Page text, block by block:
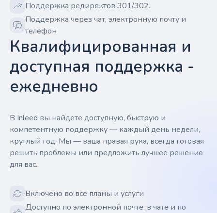
Поддержка редиректов 301/302.
Поддержка через чат, электронную почту и
телефон
Квалифицированная и
доступная поддержка -
ежедневно
В Inleed вы найдете доступную, быструю и
компетентную поддержку — каждый день недели,
круглый год. Мы — ваша правая рука, всегда готовая
решить проблемы или предложить лучшее решение
для вас.
Включено во все планы и услуги
Доступно по электронной почте, в чате и по